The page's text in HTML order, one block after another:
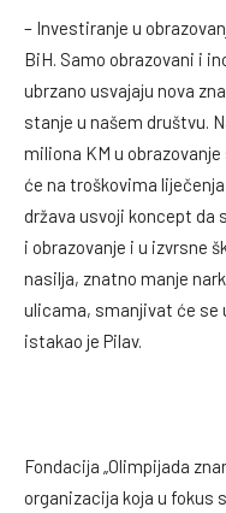
– Investiranje u
BiH. Samo obrazovani i
ubrzano usvajaju nova
stanje u našem društvu.
miliona KM u
će na troškovima
država usvoji koncept da
i obrazovanje i u izvrsne
nasilja, znatno manje
ulicama, smanjivat će se
istakao je Pilav.
Fondacija „Olimpijada
organizacija koja u fokus